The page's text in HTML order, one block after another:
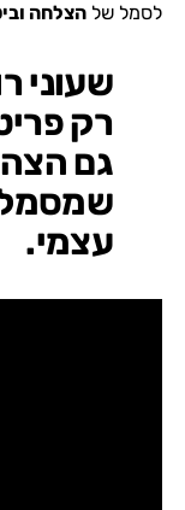
לסמל של הצלחה
שעוני
רק
גם
עצמי.